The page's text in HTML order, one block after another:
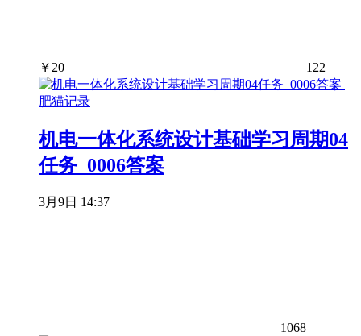
￥ 20 122
机电一体化系统设计基础学习周期04
任务_0006答案
3月9日 14:37
1068